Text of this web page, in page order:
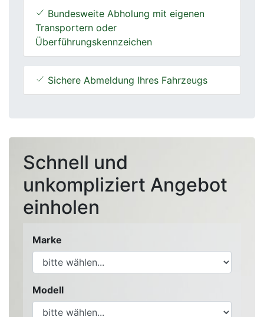
Bundesweite Abholung mit eigenen
Transportern oder
Überführungskennzeichen
Sichere Abmeldung Ihres Fahrzeugs
Schnell und
unkompliziert Angebot
einholen
Marke
Modell